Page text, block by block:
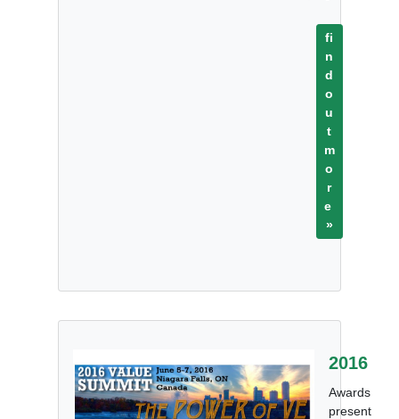
fi
n
d
o
u
t
m
o
r
e
»
2016
Awards
present